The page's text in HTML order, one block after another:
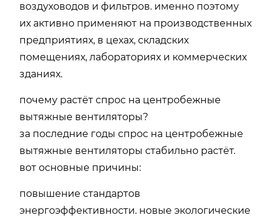
воздуховодов и фильтров. именно поэтому
их активно применяют на производственных
предприятиях, в цехах, складских
помещениях, лабораториях и коммерческих
зданиях.
почему растёт спрос на центробежные
вытяжные вентиляторы?
за последние годы спрос на центробежные
вытяжные вентиляторы стабильно растёт.
вот основные причины:
повышение стандартов
энергоэффективности. новые экологические